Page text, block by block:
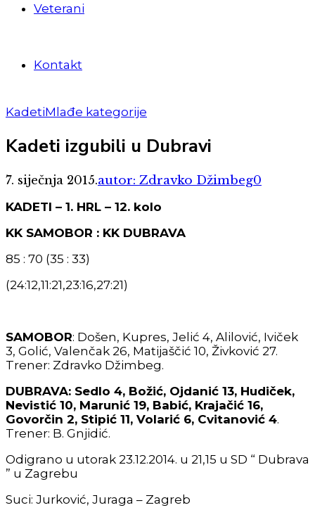
Veterani
Kontakt
KadetiMlađe kategorije
Kadeti izgubili u Dubravi
7. siječnja 2015.autor: Zdravko Džimbeg0
KADETI – 1. HRL – 12. kolo
KK SAMOBOR : KK DUBRAVA
85 : 70 (35 : 33)
(24:12,11:21,23:16,27:21)
SAMOBOR: Došen, Kupres, Jelić 4, Alilović, Iviček
3, Golić, Valenčak 26, Matijaščić 10, Živković 27.
Trener: Zdravko Džimbeg.
DUBRAVA: Sedlo 4, Božić, Ojdanić 13, Hudiček,
Nevistić 10, Marunić 19, Babić, Krajačić 16,
Govorčin 2, Stipić 11, Volarić 6, Cvitanović 4.
Trener: B. Gnjidić.
Odigrano u utorak 23.12.2014. u 21,15 u SD “ Dubrava
” u Zagrebu
Suci: Jurković, Juraga – Zagreb